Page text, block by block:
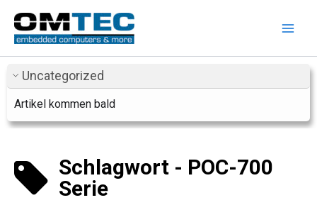
Inhalt
springen
Uncategorized
Artikel kommen bald
Schlagwort - POC-700
Serie